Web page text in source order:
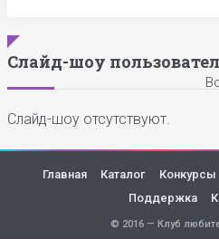
Слайд-шоу
Слайд-шоу отсутствуют.
Главная Каталог Конкурсы
Поддержка
© 2016 — Клуб